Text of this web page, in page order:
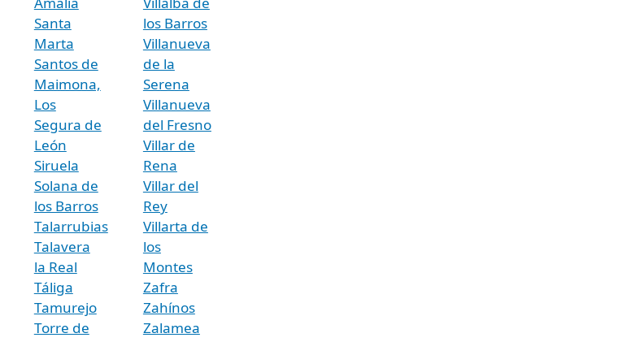
Santa
Marta
Santos de
Maimona,
Los
Segura de
León
Siruela
Solana de
los Barros
Talarrubias
Talavera
la Real
Táliga
Tamurejo
Torre de
los Barros
Villanueva
de la
Serena
Villanueva
del Fresno
Villar de
Rena
Villar del
Rey
Villarta de
los
Montes
Zafra
Zahínos
Zalamea